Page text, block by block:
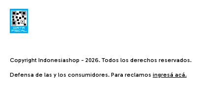
Copyright Indonesiashop - 2026. Todos los derechos reservados.
Defensa de las y los consumidores. Para reclamos ingresá acá.